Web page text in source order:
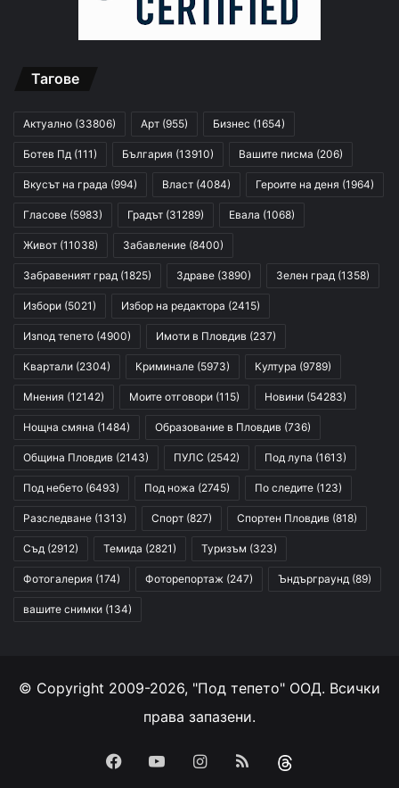
Тагове
Актуално (33806) Арт (955) Бизнес (1654)
Ботев Пд (111) България (13910) Вашите писма (206)
Вкусът на града (994) Власт (4084) Героите на деня (1964)
Гласове (5983) Градът (31289) Евала (1068)
Живот (11038) Забавление (8400)
Забравеният град (1825) Здраве (3890) Зелен град (1358)
Избори (5021) Избор на редактора (2415)
Изпод тепето (4900) Имоти в Пловдив (237)
Квартали (2304) Криминале (5973) Култура (9789)
Мнения (12142) Моите отговори (115) Новини (54283)
Нощна смяна (1484) Образование в Пловдив (736)
Община Пловдив (2143) ПУЛС (2542) Под лупа (1613)
Под небето (6493) Под ножа (2745) По следите (123)
Разследване (1313) Спорт (827) Спортен Пловдив (818)
Съд (2912) Темида (2821) Туризъм (323)
Фотогалерия (174) Фоторепортаж (247) Ъндърграунд (89)
вашите снимки (134)
© Copyright 2009-2026, "Под тепето" ООД. Всички
права запазени.
Facebook
YouTubeInstagram
RSS